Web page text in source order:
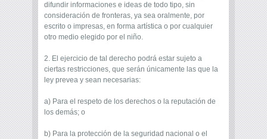
difundir informaciones e ideas de todo tipo, sin
consideración de fronteras, ya sea oralmente, por
escrito o impresas, en forma artística o por cualquier
otro medio elegido por el niño.
2. El ejercicio de tal derecho podrá estar sujeto a
ciertas restricciones, que serán únicamente las que la
ley prevea y sean necesarias:
a) Para el respeto de los derechos o la reputación de
los demás; o
b) Para la protección de la seguridad nacional o el